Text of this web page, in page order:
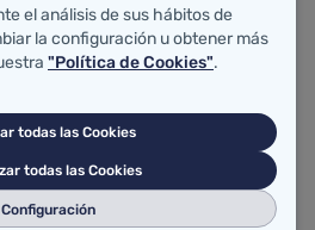
el análisis de sus hábitos de
la configuración u obtener más
"Política de Cookies".
todas las Cookies
todas las Cookies
Configuración